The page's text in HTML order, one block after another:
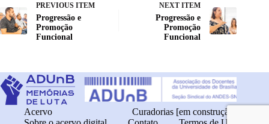
PREVIOUS ITEM
Progressão e
Promoção
Funcional
NEXT ITEM
Progressão e
Promoção
Funcional
Acervo
Curadorias [em construção]